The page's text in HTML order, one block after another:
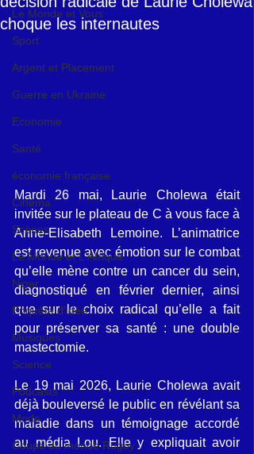
Le Monde et Vous
Sport
Argent et Placement
Guerre en Ukraine
Economie
Santé
économie française
Cinéma
Scènes
Le Monde et L'Afrique
Niger
Enquête d'idée
Musiques
Science
Podcasts
Mode
Coupe du monde Rugby
choque les internautes
Mardi 26 mai, Laurie Cholewa était
invitée sur le plateau de C à vous face à
Anne-Elisabeth Lemoine. L’animatrice
est revenue avec émotion sur le combat
qu’elle mène contre un cancer du sein,
diagnostiqué en février dernier, ainsi
que sur le choix radical qu’elle a fait
pour préserver sa santé : une double
mastectomie.
Le 19 mai 2026, Laurie Cholewa avait
déjà bouleversé le public en révélant sa
maladie dans un témoignage accordé
au média Lou. Elle y expliquait avoir